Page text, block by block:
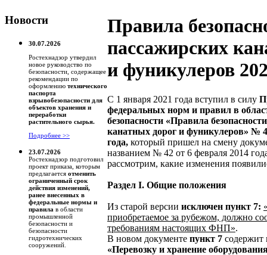
Новости
30.07.2026
Ростехнадзор утвердил
новое руководство по
безопасности, содержащее
рекомендации по
оформлению технического
паспорта
взрывобезопасности для
объектов хранения и
переработки
растительного сырья.
Подробнее >>
23.07.2026
Ростехнадзор подготовил
проект приказа, которым
предлагается отменить
ограниченный срок
действия изменений,
ранее внесенных в
федеральные нормы и
правила в области
промышленной
безопасности и
безопасности
гидротехнических
сооружений.
Правила
пассажирских
и фуникулеров
С 1 января 2021 года вступил в силу
федеральных норм и правил в
безопасности «Правила
канатных дорог и фуникулеров» №
года, который пришел на смену
названием № 42 от 6 февраля 2014
рассмотрим, какие изменения
Раздел I. Общие положения
Из старой версии исключен пункт 7:
приобретаемое за рубежом, должно
требованиям настоящих ФНП».
В новом документе пункт 7
«Перевозку и хранение